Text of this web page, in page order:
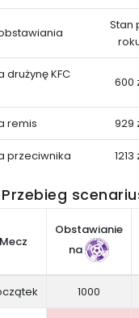
Stan
KFC
600
remis 929
przeciwnika 1213
Przebieg
Mecz
Obstawianie
na
1000